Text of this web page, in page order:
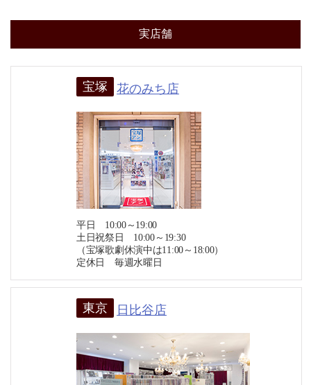
実店舗
宝塚 花のみち店
平日 10:00～19:00
土日祝祭日 10:00～19:30
（宝塚歌劇休演中は11:00～18:00）
定休日 毎週水曜日
東京 日比谷店